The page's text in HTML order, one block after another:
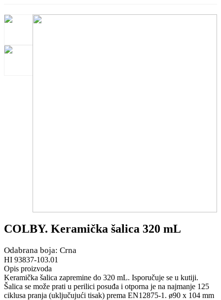
COLBY. Keramička šalica 320 mL
Odabrana boja: Crna
HI 93837-103.01
Opis proizvoda
Keramička šalica zapremine do 320 mL. Isporučuje se u kutiji.
Šalica se može prati u perilici posuđa i otporna je na najmanje 125
ciklusa pranja (uključujući tisak) prema EN12875-1. ø90 x 104 mm